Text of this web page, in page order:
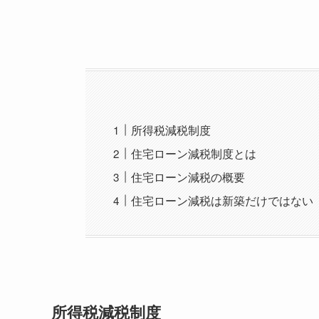
所得税減税制度
住宅ローン減税制度とは
住宅ローン減税の概要
住宅ローン減税は新築だけではない
所得税減税制度